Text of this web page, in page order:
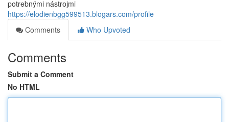
potrebnými nástrojmi
https://elodienbgg599513.blogars.com/profile
Comments
Who Upvoted
Comments
Submit a Comment
No HTML